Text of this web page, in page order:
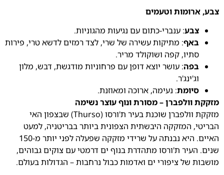
צבע, ארומות וטעמים
צבע: ענברי-כתום עם נגיעות מהגוניות.
באף: מתיקות עשירה של שרי, לצד רמזים לדשא טרי, פירות
סתיו, קפה ושוקולד מריר.
בפה: עושר יוצא דופן עם פרחוניות מודגשת, דבש, מלון
וג'ינג'ר.
סיומת: נעימה, ארוכה ומאוזנת.
מזקקת וולפברן – מסורת ונוף עוצר נשימה
מזקקת וולפברן שוכנת בעיר ת'ורסו (Thurso) שבצפון האי
הבריטי, המזקקה היבשתית הצפונית ביותר בבריטניה, למעט
האיים. היא נבנתה על שרידי מזקקה שפעלה לפני יותר מ-150
שנים. העיר ת'ורסו מתהדרת בנוף ים דרמטי עם צוקים גבוהים,
מושבות של ציפורי ים ואדמות כבול נרחבות – הגדולות בעולם.